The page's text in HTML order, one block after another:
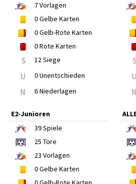
7Vorlagen
0Gelbe Karten
0Gelb-Rote Karten
0Rote Karten
S 12 Siege
U 0 Unentschieden
N 6 Niederlagen
U
N
E2-Junioren
39Spiele
25 Tore
23 Vorlagen
0Gelbe Karten